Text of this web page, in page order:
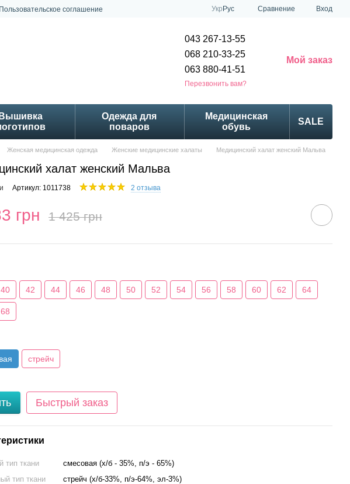
Пользовательское соглашение
Укр Рус Сравнение Вход
043 267-13-55
068 210-33-25
063 880-41-51
Перезвонить вам?
Мой заказ
Вышивка
Одежда для
поваров
Медицинская
обувь
SALE
Женская медицинская одежда Женские медицинские халаты Медицинский халат женский Мальва
халат женский Мальва
Артикул: 1011738 2 отзыва
грн 1 425 грн
40 42 44 46 48 50 52 54 56 58 60 62 64
68
стрейч
Быстрый заказ
тип ткани
смесовая (х/б - 35%, п/э - 65%)
тип ткани
стрейч (х/б-33%, п/э-64%, эл-3%)